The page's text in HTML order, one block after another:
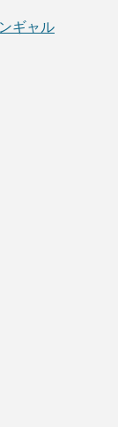
ギャル